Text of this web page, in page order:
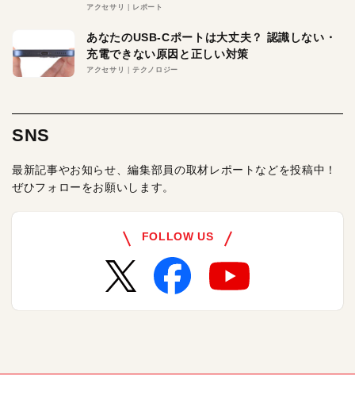
アクセサリ レポート
あなたのUSB-Cポートは大丈夫？ 認識しない・
充電できない原因と正しい対策
アクセサリ テクノロジー
SNS
最新記事やお知らせ、編集部員の取材レポートなどを投稿中！
ぜひフォローをお願いします。
FOLLOW US